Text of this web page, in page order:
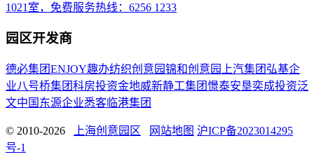
1021室，免费服务热线：6256 1233
园区开发商
德必集团ENJOY趣办纺织创意园锦和创意园 上汽集团 弘基企
业八号桥集团科房投资金地威新静工集团憬泰安垦奕成投资泛
文中国 东源企业悉客 临港集团
© 2010-2026 上海创意园区 网站地图 沪ICP备2023014295
号-1